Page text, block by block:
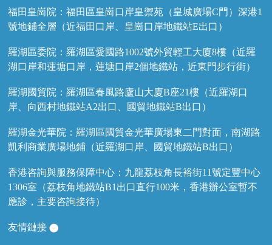
福田皇崗院：福田區皇崗口岸皇禦苑（皇城廣場C門）深港1
號地鋪全層（近福田口岸、皇崗口岸地鐵站E出口）
羅湖區委院：羅湖區愛國路1002號外貿輕工大廈8樓（近羅
湖口岸和蓮塘口岸，蓮塘口岸2個地鐵站，近東門步行街）
羅湖國貿院：羅湖區春風路廬山大廈B座21樓（近羅湖口
岸、向西村地鐵站A2出口、國貿地鐵站B出口）
羅湖金光華院：羅湖區國貿金光華廣場東二門對面，南湖路
凱利商業廣場地鋪（近羅湖口岸、國貿地鐵站B出口）
香港咨詢與服務保障中心：九龍荔枝角長裕街11號定豐中心
1306室（荔枝角地鐵站B1出口直行100米，香港辦公室暫不
應診，主要咨詢接待）
友情鏈接